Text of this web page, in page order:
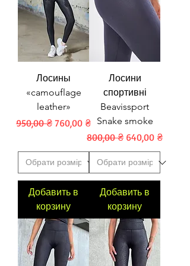
Лосины
«camouflage
leather»
Обычная цена
950,00 ₴ Цена со скидкой
760,00 ₴
Добавить в
корзину
Лосини
спортивні
Beavissport
Snake smoke
Обычная цена
800,00 ₴ Цена со
640,00 ₴
Добавить в
корзину